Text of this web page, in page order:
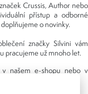
Crussis, Author nebo
přístup a odborné
o novinky.
značky Silvini vám
pracujeme už mnoho let.
našem e-shopu nebo v
středisko) URAN.